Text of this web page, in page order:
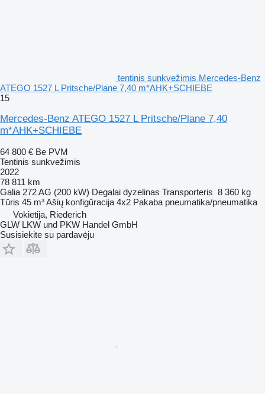
tentinis sunkvežimis Mercedes-Benz
ATEGO 1527 L Pritsche/Plane 7,40 m*AHK+SCHIEBE
15
Mercedes-Benz ATEGO 1527 L Pritsche/Plane 7,40
m*AHK+SCHIEBE
64 800 € Be PVM
Tentinis sunkvežimis
2022
78 811 km
Galia 272 AG (200 kW) Degalai dyzelinas Transporteris 8 360 kg
Tūris 45 m³Ašių konfigūracija 4x2 Pakaba pneumatika/pneumatika
Vokietija, Riederich
GLW LKW und PKW Handel GmbH
Susisiekite su pardavėju